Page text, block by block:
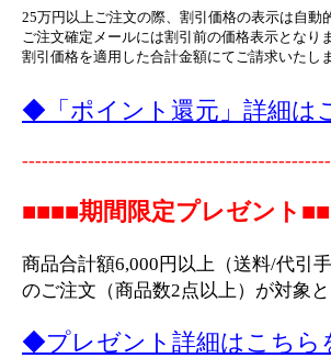
25万円以上ご注文の際、割引価格の表示は自動
ご注文確定メールには割引前の価格表示となり
割引価格を適用した合計金額にてご請求いたしま
◆「ポイント還元」詳細は
■■■■期間限定プレゼント
商品合計額6,000円以上（送料/代引手
のご注文（商品数2点以上）が対象と
◆プレゼント詳細はこちら